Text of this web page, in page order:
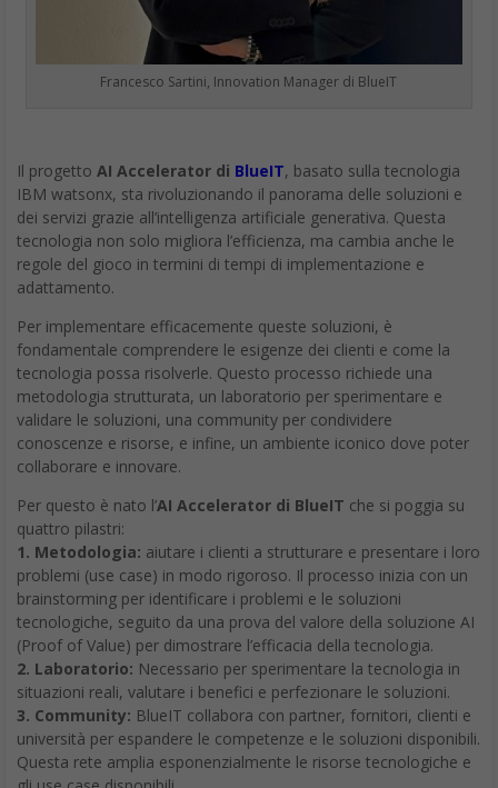
Francesco Sartini, Innovation Manager di BlueIT
Il progetto AI Accelerator di BlueIT, basato sulla tecnologia
IBM watsonx, sta rivoluzionando il panorama delle soluzioni e
dei servizi grazie all’intelligenza artificiale generativa. Questa
tecnologia non solo migliora l’efficienza, ma cambia anche le
regole del gioco in termini di tempi di implementazione e
adattamento.
Per implementare efficacemente queste soluzioni, è
fondamentale comprendere le esigenze dei clienti e come la
tecnologia possa risolverle. Questo processo richiede una
metodologia strutturata, un laboratorio per sperimentare e
validare le soluzioni, una community per condividere
conoscenze e risorse, e infine, un ambiente iconico dove poter
collaborare e innovare.
Per questo è nato l’AI Accelerator di BlueIT che si poggia su
quattro pilastri:
1. Metodologia: aiutare i clienti a strutturare e presentare i loro
problemi (use case) in modo rigoroso. Il processo inizia con un
brainstorming per identificare i problemi e le soluzioni
tecnologiche, seguito da una prova del valore della soluzione AI
(Proof of Value) per dimostrare l’efficacia della tecnologia.
2. Laboratorio: Necessario per sperimentare la tecnologia in
situazioni reali, valutare i benefici e perfezionare le soluzioni.
3. Community: BlueIT collabora con partner, fornitori, clienti e
università per espandere le competenze e le soluzioni disponibili.
Questa rete amplia esponenzialmente le risorse tecnologiche e